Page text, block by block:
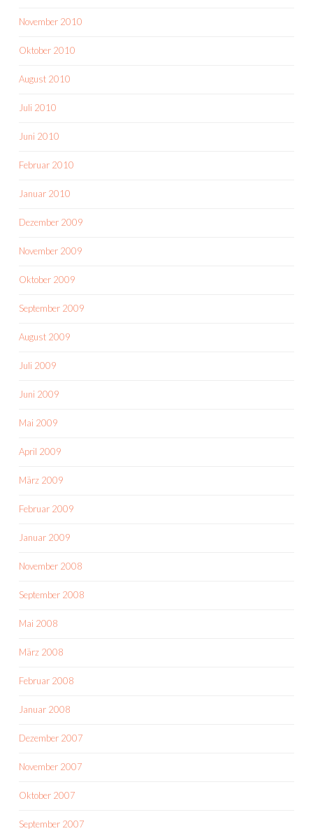
November 2010
Oktober 2010
August 2010
Juli 2010
Juni 2010
Februar 2010
Januar 2010
Dezember 2009
November 2009
Oktober 2009
September 2009
August 2009
Juli 2009
Juni 2009
Mai 2009
April 2009
März 2009
Februar 2009
Januar 2009
November 2008
September 2008
Mai 2008
März 2008
Februar 2008
Januar 2008
Dezember 2007
November 2007
Oktober 2007
September 2007